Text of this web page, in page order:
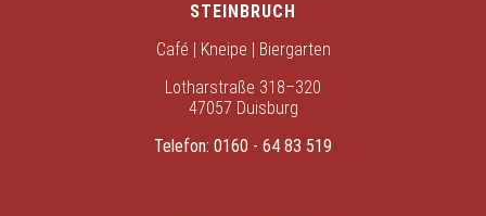
STEINBRUCH
Café | Kneipe | Biergarten
Lotharstraße 318–320
47057 Duisburg
Telefon: 0160 - 64 83 519